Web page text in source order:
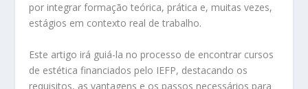
por integrar formação teórica, prática e, muitas vezes,
estágios em contexto real de trabalho.
Este artigo irá guiá-la no processo de encontrar cursos
de estética financiados pelo IEFP, destacando os
requisitos, as vantagens e os passos necessários para